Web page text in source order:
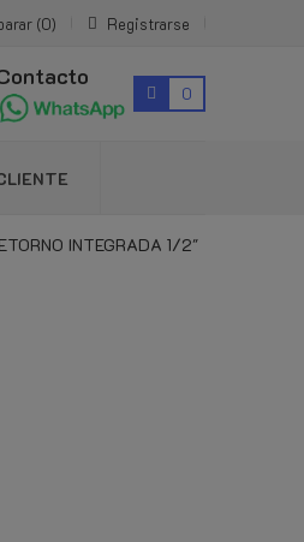
0 Registrarse
0
INTEGRADA 1/2"